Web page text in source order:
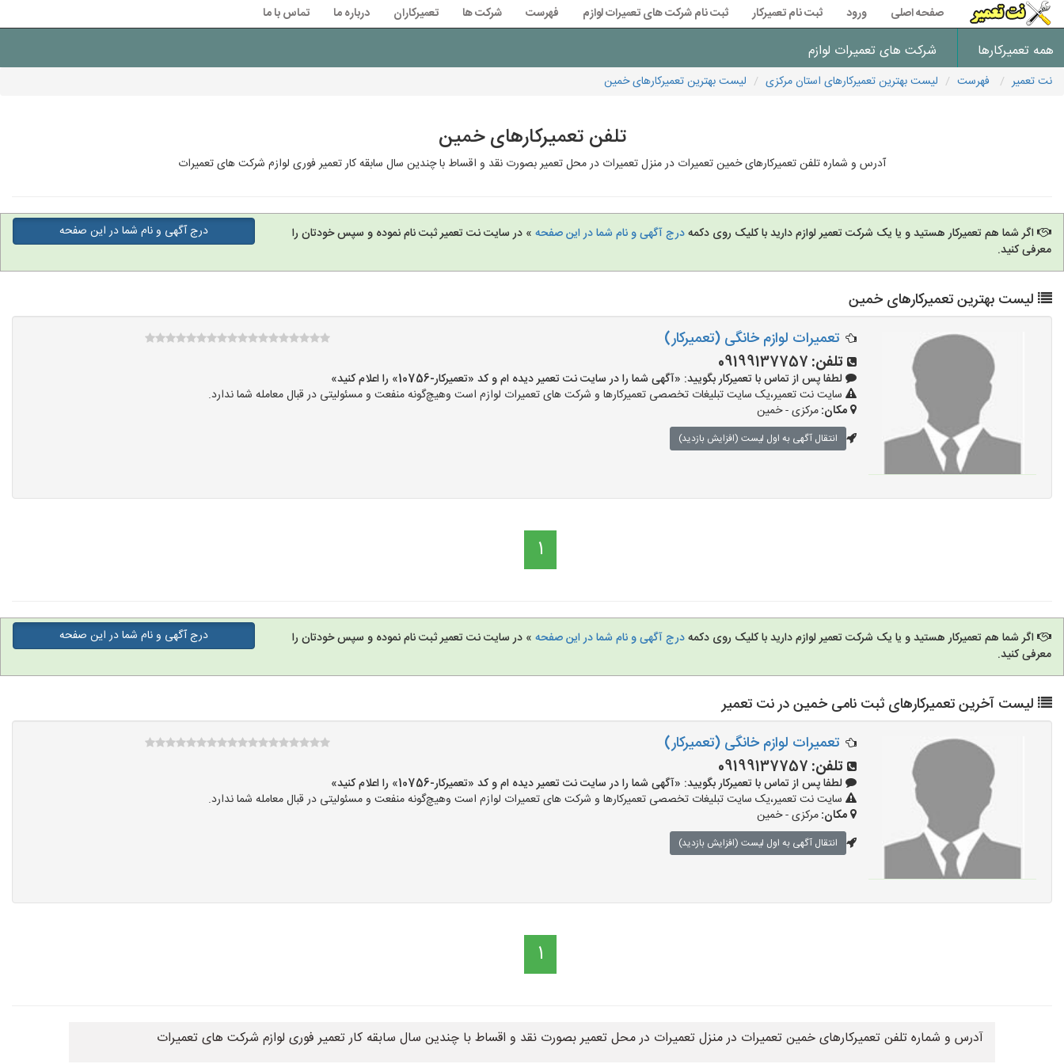
صفحه اصلی ورود ثبت نام تعمیرکار ثبت نام شرکت های تعمیرات لوازم فهرست شرکت ها تعمیرکاران درباره ما تماس با ما
همه تعمیرکارها شرکت های تعمیرات لوازم
نت تعمیر فهرست لیست بهترین تعمیرکارهای استان مرکزی لیست بهترین تعمیرکارهای خمین
تلفن تعمیرکارهای خمین
آدرس و شماره تلفن تعمیرکارهای خمین تعمیرات در منزل تعمیرات در محل تعمیر بصورت نقد و اقساط با چندین سال سابقه کار تعمیر فوری لوازم شرکت های تعمیرات
اگر شما هم تعمیرکار هستید و یا یک شرکت تعمیر لوازم دارید با کلیک روی دکمهدرج آگهی و نام شما در این صفحه » در سایت نت تعمیر ثبت نام نموده و سپس خودتان را
معرفی کنید.
درج آگهی و نام شما در این صفحه
لیست بهترین تعمیرکارهای خمین
تعمیرات لوازم خانگی (تعمیرکار)
تلفن: 09199137757
لطفا پس از تماس با تعمیرکار بگویید: «آگهی شما را در سایت نت تعمیر دیده ام و کد «تعمیرکار-10756» را اعلام کنید»
سایت نت تعمیر،یک سایت تبلیغات تخصصی تعمیرکارها و شرکت های تعمیرات لوازم است وهیچ‌گونه منفعت و مسئولیتی در قبال معامله شما ندارد.
مکان:مرکزی - خمین
انتقال آگهی به اول لیست (افزایش بازدید)
1
اگر شما هم تعمیرکار هستید و یا یک شرکت تعمیر لوازم دارید با کلیک روی دکمهدرج آگهی و نام شما در این صفحه » در سایت نت تعمیر ثبت نام نموده و سپس خودتان را
معرفی کنید.
درج آگهی و نام شما در این صفحه
لیست آخرین تعمیرکارهای ثبت نامی خمین در نت تعمیر
تعمیرات لوازم خانگی (تعمیرکار)
تلفن: 09199137757
لطفا پس از تماس با تعمیرکار بگویید: «آگهی شما را در سایت نت تعمیر دیده ام و کد «تعمیرکار-10756» را اعلام کنید»
سایت نت تعمیر،یک سایت تبلیغات تخصصی تعمیرکارها و شرکت های تعمیرات لوازم است وهیچ‌گونه منفعت و مسئولیتی در قبال معامله شما ندارد.
مکان:مرکزی - خمین
انتقال آگهی به اول لیست (افزایش بازدید)
1
آدرس و شماره تلفن تعمیرکارهای خمین تعمیرات در منزل تعمیرات در محل تعمیر بصورت نقد و اقساط با چندین سال سابقه کار تعمیر فوری لوازم شرکت های تعمیرات